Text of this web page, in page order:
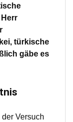
türkische
gäbe es
Versuch